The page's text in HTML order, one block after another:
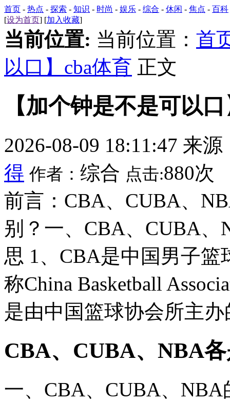
首页 - 热点 - 探索 - 知识 - 时尚 - 娱乐 - 综合 - 休闲 - 焦点 - 百科
[设为首页] [加入收藏]
当前位置: 当前位置： 首
以口】cba体育 正文
【加个钟是不是可以
2026-08-09 18:11:47 来源
得 作者： 综合 点击:880次
前言：CBA、CUBA、
别？一、CBA、CUBA、
思 1、CBA是中国男子
称China Basketball
是由中国篮球协会所主
CBA、CUBA、NBA
一、CBA、CUBA、